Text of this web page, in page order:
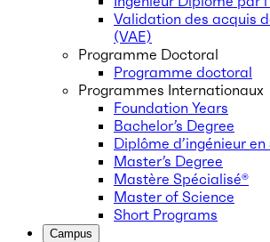
Validation des acquis
(VAE)
Programme Doctoral
Programme doctoral
Programmes Internationaux
Foundation Years
Bachelor’s Degree
Diplôme d’ingénieur en
Master’s Degree
Mastère Spécialisé®
Master of Science
Short Programs
Campus